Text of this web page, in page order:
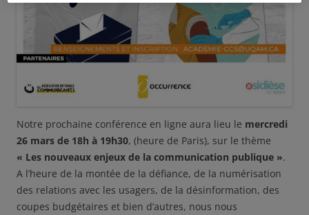
Notre prochaine conférence en ligne aura lieu le mercredi
26 mars de 18h à 19h30, (heure de Paris), sur le thème
« Les nouveaux enjeux de la communication publique ».
A l’heure de la montée de la défiance, de la numérisation
des relations avec les usagers, de la désinformation, des
coupes budgétaires et bien d’autres, nous nous